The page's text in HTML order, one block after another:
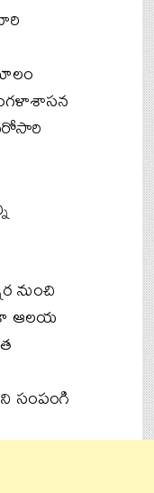
నుంచి
ఆలయ
సంపంగి